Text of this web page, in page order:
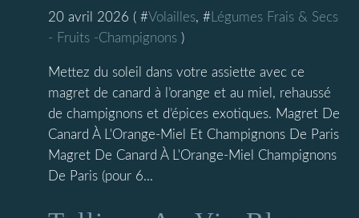
20 avril 2026 ( #Volailles, # Légumes Frais & Secs
- Fruits -Champignons )
Mettez du soleil dans votre assiette avec ce
magret de canard à l’orange et au miel, rehaussé
de champignons et d’épices exotiques. Magret De
Canard À L'Orange-Miel Et Champignons De Paris
Magret De Canard À L'Orange-Miel Champignons
De Paris (pour 6...